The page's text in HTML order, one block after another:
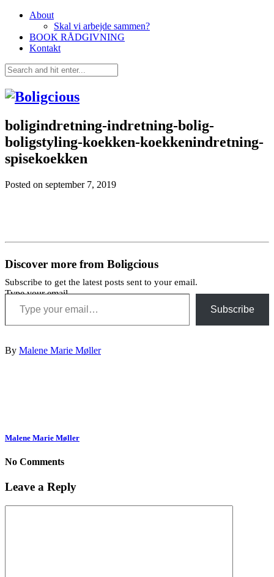
About
Skal vi arbejde sammen?
BOOK RÅDGIVNING
Kontakt
boligindretning-indretning-bolig-
boligstyling-koekken-koekkenindretning-
spisekoekken
Posted on september 7, 2019
Discover more from Boligcious
Subscribe to get the latest posts sent to your email.
Type your email…
Subscribe
By Malene Marie Møller
Malene Marie Møller
No Comments
Leave a Reply